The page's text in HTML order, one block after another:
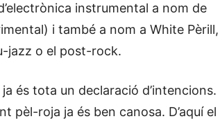
instrumental a nom de
i també a nom a White Pèrill,
jazz o el post-rock.
és tota un declaració d’intencions.
pèl-roja ja és ben canosa. D’aquí el